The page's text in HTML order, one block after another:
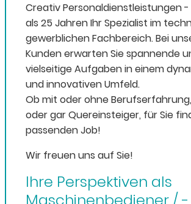
Creativ Personaldienstleistungen
als 25 Jahren Ihr Spezialist im
gewerblichen Fachbereich. Bei
Kunden erwarten Sie spannende
vielseitige Aufgaben in einem
und innovativen Umfeld.
Ob mit oder ohne
oder gar Quereinsteiger, für Sie
passenden Job!
Wir freuen uns auf Sie!
Ihre Perspektiven als